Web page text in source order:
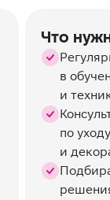
Что
в
и
по
и